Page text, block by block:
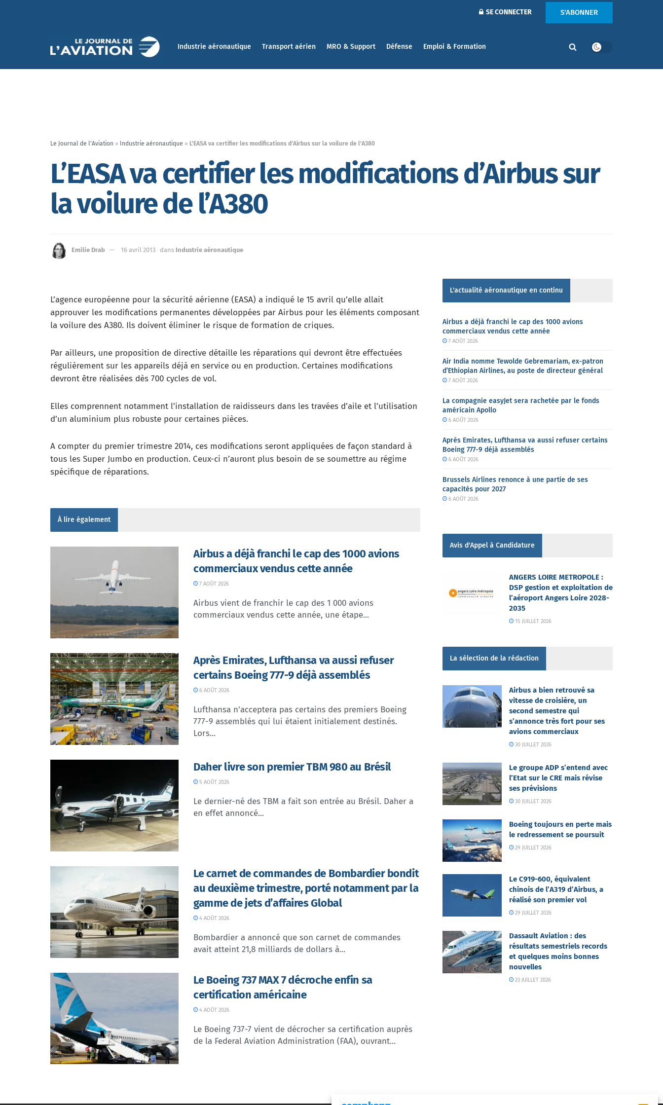
SE CONNECTER S'ABONNER
Industrie aéronautique Transport aérien MRO & Support Défense Emploi & Formation
Le Journal de l'Aviation » Industrie aéronautique » L’EASA va certifier les modifications d’Airbus sur la voilure de l’A380
L’EASA va certifier les modifications d’Airbus sur
la voilure de l’A380
Emilie Drab 16 avril 2013 dans Industrie aéronautique
L’agence européenne pour la sécurité aérienne (EASA) a indiqué le 15 avril qu’elle allait
approuver les modifications permanentes développées par Airbus pour les éléments composant
la voilure des A380. Ils doivent éliminer le risque de formation de criques.
Par ailleurs, une proposition de directive détaille les réparations qui devront être effectuées
régulièrement sur les appareils déjà en service ou en production. Certaines modifications
devront être réalisées dès 700 cycles de vol.
Elles comprennent notamment l’installation de raidisseurs dans les travées d’aile et l’utilisation
d’un aluminium plus robuste pour certaines pièces.
A compter du premier trimestre 2014, ces modifications seront appliquées de façon standard à
tous les Super Jumbo en production. Ceux-ci n’auront plus besoin de se soumettre au régime
spécifique de réparations.
À lire également
Airbus a déjà franchi le cap des 1000 avions
commerciaux vendus cette année
7 AOÛT 2026
Airbus vient de franchir le cap des 1 000 avions
commerciaux vendus cette année, une étape...
Après Emirates, Lufthansa va aussi refuser
certains Boeing 777-9 déjà assemblés
6 AOÛT 2026
Lufthansa n'acceptera pas certains des premiers Boeing
777-9 assemblés qui lui étaient initialement destinés.
Lors...
Daher livre son premier TBM 980 au Brésil
5 AOÛT 2026
Le dernier-né des TBM a fait son entrée au Brésil. Daher a
en effet annoncé...
Le carnet de commandes de Bombardier bondit
au deuxième trimestre, porté notamment par la
gamme de jets d’affaires Global
4 AOÛT 2026
Bombardier a annoncé que son carnet de commandes
avait atteint 21,8 milliards de dollars à...
Le Boeing 737 MAX 7 décroche enfin sa
certification américaine
4 AOÛT 2026
Le Boeing 737-7 vient de décrocher sa certification auprès
de la Federal Aviation Administration (FAA), ouvrant...
L'actualité aéronautique en continu
Airbus a déjà franchi le cap des 1000 avions
commerciaux vendus cette année
7 AOÛT 2026
Air India nomme Tewolde Gebremariam, ex-patron
d’Ethiopian Airlines, au poste de directeur général
7 AOÛT 2026
La compagnie easyJet sera rachetée par le fonds
américain Apollo
6 AOÛT 2026
Après Emirates, Lufthansa va aussi refuser certains
Boeing 777-9 déjà assemblés
6 AOÛT 2026
Brussels Airlines renonce à une partie de ses
capacités pour 2027
6 AOÛT 2026
Avis d'Appel à Candidature
ANGERS LOIRE METROPOLE :
DSP gestion et exploitation de
l’aéroport Angers Loire 2028-
2035
15 JUILLET 2026
La sélection de la rédaction
Airbus a bien retrouvé sa
vitesse de croisière, un
second semestre qui
s’annonce très fort pour ses
avions commerciaux
30 JUILLET 2026
Le groupe ADP s’entend avec
l’Etat sur le CRE mais révise
ses prévisions
30 JUILLET 2026
Boeing toujours en perte mais
le redressement se poursuit
29 JUILLET 2026
Le C919-600, équivalent
chinois de l’A319 d’Airbus, a
réalisé son premier vol
29 JUILLET 2026
Dassault Aviation : des
résultats semestriels records
et quelques moins bonnes
nouvelles
23 JUILLET 2026